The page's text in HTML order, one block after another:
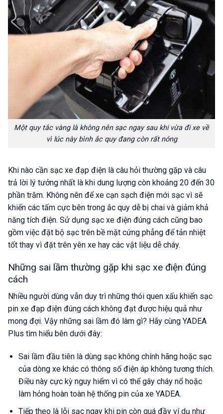
Một quy tắc vàng là không nên sạc ngay sau khi vừa đi xe về
vì lúc này bình ắc quy đang còn rất nóng
Khi nào cần sạc xe đạp điện là câu hỏi thường gặp và câu
trả lời lý tưởng nhất là khi dung lượng còn khoảng 20 đến 30
phần trăm. Không nên để xe cạn sạch điện mới sạc vì sẽ
khiến các tấm cực bên trong ắc quy dễ bị chai và giảm khả
năng tích điện. Sử dụng sạc xe điện đúng cách cũng bao
gồm việc đặt bộ sạc trên bề mặt cứng phẳng để tản nhiệt
tốt thay vì đặt trên yên xe hay các vật liệu dễ cháy.
Những sai lầm thường gặp khi sạc xe điện đúng
cách
Nhiều người dùng vẫn duy trì những thói quen xấu khiến sạc
pin xe đạp điện đúng cách không đạt được hiệu quả như
mong đợi. Vậy những sai lầm đó làm gì? Hãy cùng YADEA
Plus tìm hiểu bên dưới đây:
Sai lầm đầu tiên là dùng sạc không chính hãng hoặc sạc
của dòng xe khác có thông số điện áp không tương thích.
Điều này cực kỳ nguy hiểm vì có thể gây cháy nổ hoặc
làm hỏng hoàn toàn hệ thống pin của xe YADEA.
Tiếp theo là lỗi sạc ngay khi pin còn quá đầy ví dụ như